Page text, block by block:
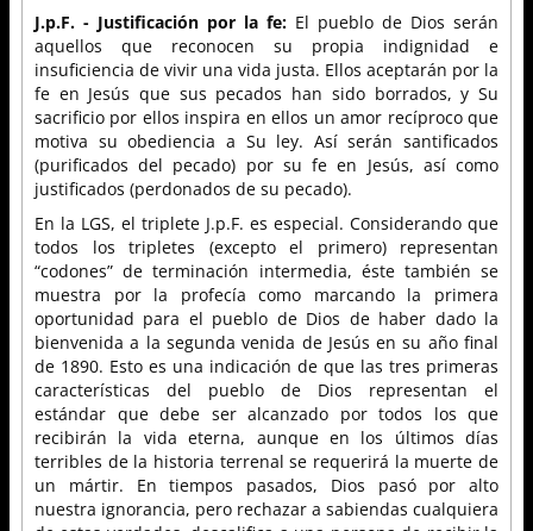
J.p.F. - Justificación por la fe: El pueblo de Dios serán
aquellos que reconocen su propia indignidad e
insuficiencia de vivir una vida justa. Ellos aceptarán por la
fe en Jesús que sus pecados han sido borrados, y Su
sacrificio por ellos inspira en ellos un amor recíproco que
motiva su obediencia a Su ley. Así serán santificados
(purificados del pecado) por su fe en Jesús, así como
justificados (perdonados de su pecado).
En la LGS, el triplete J.p.F. es especial. Considerando que
todos los tripletes (excepto el primero) representan
“codones” de terminación intermedia, éste también se
muestra por la profecía como marcando la primera
oportunidad para el pueblo de Dios de haber dado la
bienvenida a la segunda venida de Jesús en su año final
de 1890. Esto es una indicación de que las tres primeras
características del pueblo de Dios representan el
estándar que debe ser alcanzado por todos los que
recibirán la vida eterna, aunque en los últimos días
terribles de la historia terrenal se requerirá la muerte de
un mártir. En tiempos pasados, Dios pasó por alto
nuestra ignorancia, pero rechazar a sabiendas cualquiera